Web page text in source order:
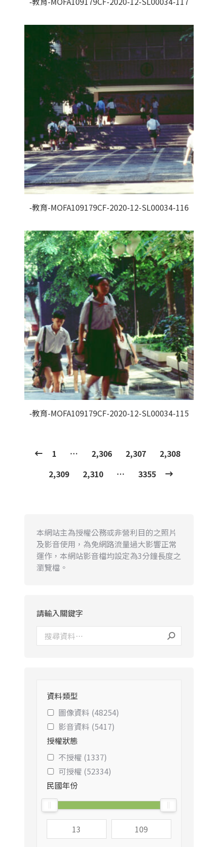
-教育-MOFA109179CF-2020-12-SL00034-116
-教育-MOFA109179CF-2020-12-SL00034-115
1 … 2,306 2,307
2,308
2,309
2,310 … 3355
本網站主為授權公務或非營利目的之照片
及影音使用，為免網路流量過大影響正常
運作，本網站影音檔均設定為3分鐘長度之
瀏覽檔。
請輸入關鍵字
資料類型
圖像資料 (48254)
影音資料 (5417)
授權狀態
不授權 (1337)
可授權 (52334)
民國年份